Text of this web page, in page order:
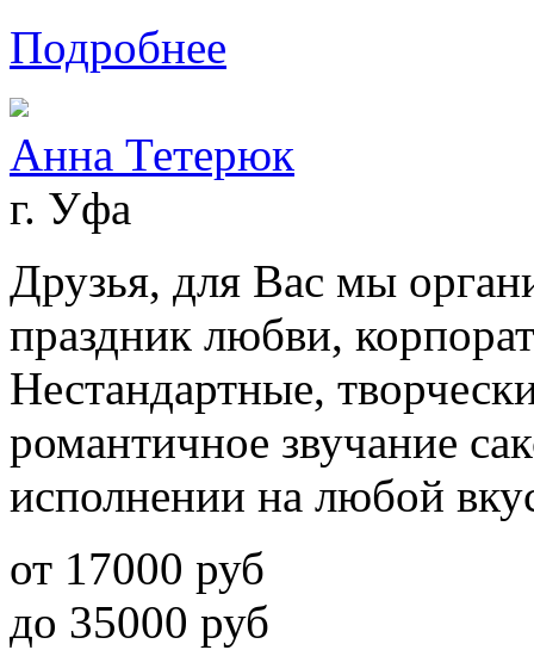
Подробнее
Анна Тетерюк
г. Уфа
Друзья, для Вас мы
праздник любви,
Нестандартные,
романтичное звучание
исполнении на любой
от 17000 руб
до 35000 руб